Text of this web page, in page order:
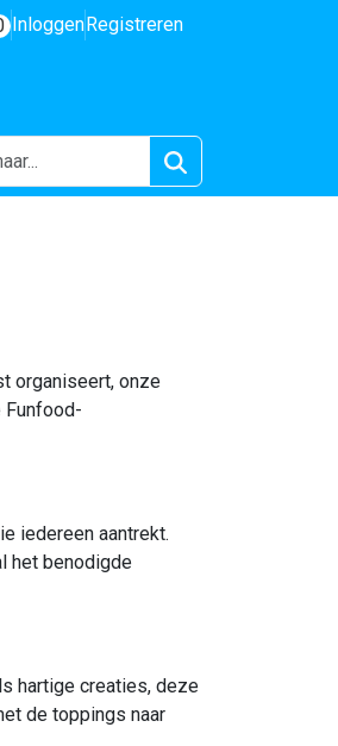
InloggenRegistreren
organiseert, onze
Funfood-
iedereen aantrekt.
het benodigde
hartige creaties, deze
de toppings naar